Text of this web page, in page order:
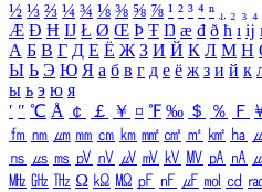
½ ⅓ ⅔ ¼ ¾ ⅛ ⅜ ⅝ ⅞ ¹ ² ³ ⁴ ⁿ ₁ ₂ ₃ ₄
Æ Ð Ħ Ĳ Ł Ø Œ Þ Ŧ Ŋ æ đ ð ħ ı ĳ
А Б В Г Д Е Ё Ж З И Й К Л М Н
Ы Ь Э Ю Я а б в г д е ё ж з и й к
ы ь э ю я
′ ″ ℃ Å ￠ ￡ ￥ ¤ ℉ ‰ ＄ ％ Ｆ
㎙ ㎚ ㎛ ㎜ ㎝ ㎞ ㎟ ㎠ ㎡ ㎢ ㏊
㎱ ㎲ ㎳ ㎴ ㎵ ㎶ ㎷ ㎸ ㎹ ㎀ ㎁
㎒ ㎓ ㎔ Ω ㏀ ㏁ ㎊ ㎋ ㎌ ㏖ ㏅ ㎭